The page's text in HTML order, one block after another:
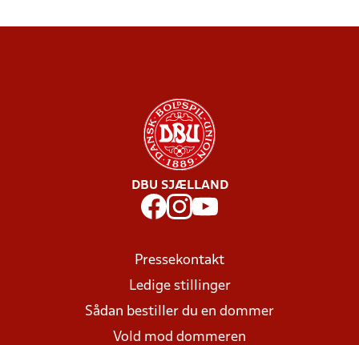
DBU SJÆLLAND
Pressekontakt
Ledige stillinger
Sådan bestiller du en dommer
Vold mod dommeren